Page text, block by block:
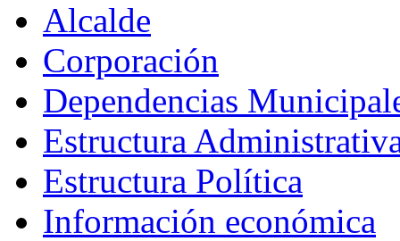
Alcalde
Corporación
Dependencias
Estructura
Estructura Política
Información económica